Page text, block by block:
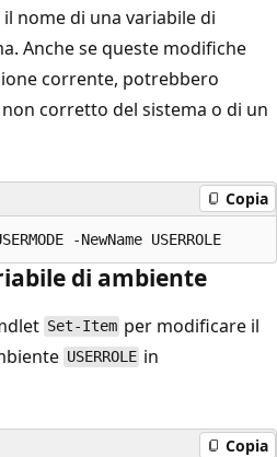
nome di una variabile di
Anche se queste modifiche
corrente, potrebbero
corretto del sistema o di un
Copia
di ambiente
Set-Item per modificare il
USERROLE in
Copia